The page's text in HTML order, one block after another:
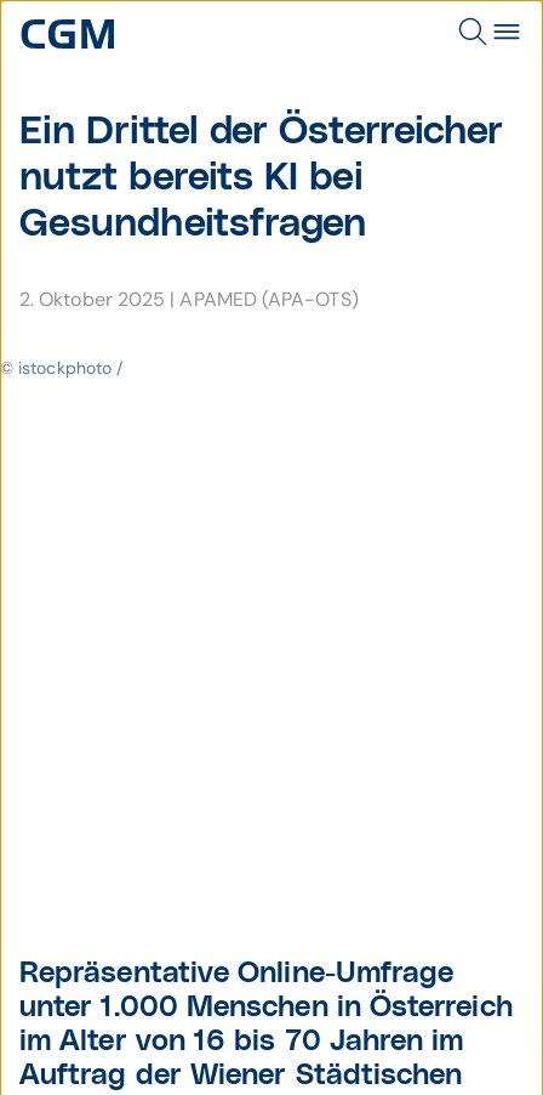
Ein Drittel der Öster­reicher
nutzt bereits KI bei
Gesund­heits­fragen
2. Oktober 2025 |APAMED (APA-OTS)
© istockphoto /
Repräsentative Online-Umfrage
unter 1.000 Menschen in Österreich
im Alter von 16 bis 70 Jahren im
Auftrag der Wiener Städtischen